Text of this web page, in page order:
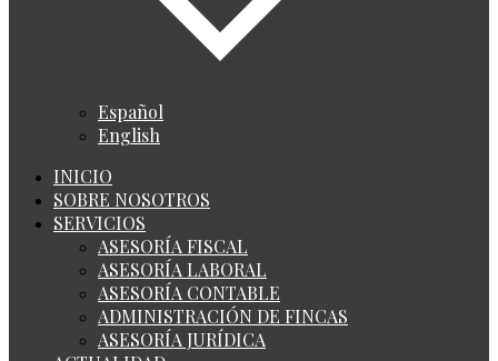
Español
English
INICIO
SOBRE NOSOTROS
SERVICIOS
ASESORÍA FISCAL
ASESORÍA LABORAL
ASESORÍA CONTABLE
ADMINISTRACIÓN DE FINCAS
ASESORÍA JURÍDICA